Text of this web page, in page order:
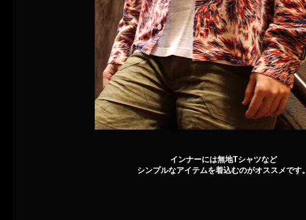
インナーには無地Tシャツなど
シンプルなアイテムを着込むのがオススメです。